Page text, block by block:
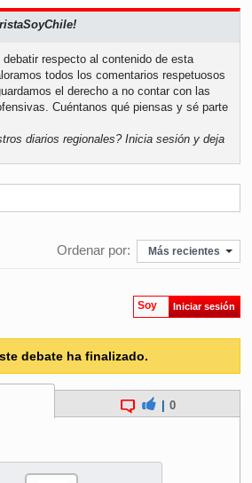
respecto al contenido de esta
todos los comentarios respetuosos
el derecho a no contar con las
Cuéntanos qué piensas y sé parte
diarios regionales?Inicia sesión y deja
Ordenar por: Más recientes
Soy Iniciar sesión
debate ha finalizado.
0